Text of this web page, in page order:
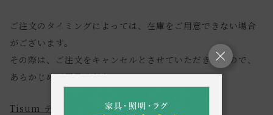
ご注文のタイミングによっては、在庫をご用意できない場合
がございます。
その際は、ご注文をキャンセルとさせていただきますので、
あらかじめご了承ください。
Tisum ティスアム 商品一覧